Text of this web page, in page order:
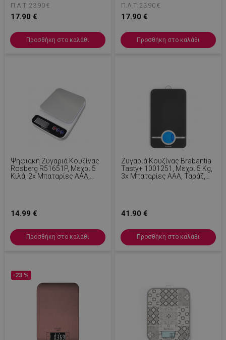
Π.Λ.Τ: 23.90 €
17.90 €
Προσθήκη στο καλάθι
Π.Λ.Τ: 23.90 €
17.90 €
Προσθήκη στο καλάθι
Ψηφιακή Ζυγαριά Κουζίνας
Rosberg R51651P, Μέχρι 5
Κιλά, 2x Μπαταρίες AAA,
14.99 €
Προσθήκη στο καλάθι
Ζυγαριά Κουζίνας Brabantia
Tasty+ 1001251, Μέχρι 5 Kg,
3x Μπαταρίες AAA, Ταράζ,
41.90 €
Προσθήκη στο καλάθι
-23 %